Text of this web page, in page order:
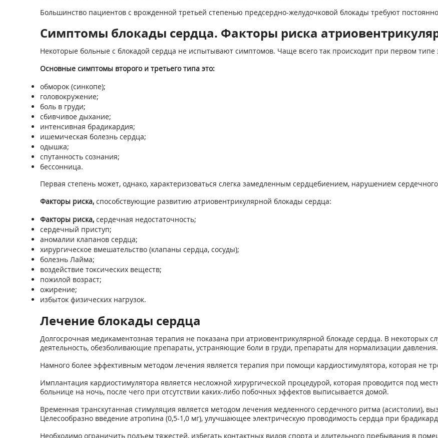
Большинство пациентов с врожденной третьей степенью предсердно-желудочковой блокады требуют
Симптомы блокады сердца. Факторы риска
Некоторые больные с блокадой сердца не испытывают симптомов. Чаще всего так происходит при первом типе
Основные симптомы второго и третьего типа это:
обморок (синкопе);
головокружение;
боль в груди;
сбивчивое дыхание;
интенсивная брадикардия;
ишемическая болезнь сердца;
одышка;
спутанность сознания;
бессонница.
Первая степень может, однако, характеризоваться слегка замедленным сердцебиением, нарушением
Факторы риска,способствующие развитию атриовентрикулярной блокады сердца:
Факторы риска,сердечная недостаточность;
сердечный приступ;
аномалии клапанов сердца;
хирургическое вмешательство (клапаны сердца, сосуды);
болезнь Лайма;
воздействие токсических веществ;
пожилой возраст;
ожирение;
избыток физических нагрузок.
Лечение блокады сердца
Долгосрочная медикаментозная терапия не показана при атриовентрикулярной блокаде сердца. В
деятельность, обезболивающие препараты, устраняющие боли в груди, препараты для нормализации давления.
Намного более эффективным методом лечения является терапия при помощи кардиостимулятора, которая не
Имплантация кардиостимулятора является несложной хирургической процедурой, которая проводится под
больнице на ночь, после чего при отсутствии каких-либо побочных эффектов выписывается домой.
Временная транскутанная стимуляция является методом лечения медленного сердечного ритма (асистолии),
Целесообразно введение атропина (0,5-1,0 мг), улучшающее электрическую проводимость сердца при
Необходимо ограничить подъем тяжестей, избегать контактных видов спорта и длительного пребывания в